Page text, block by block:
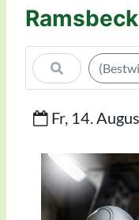
Ramsbeck